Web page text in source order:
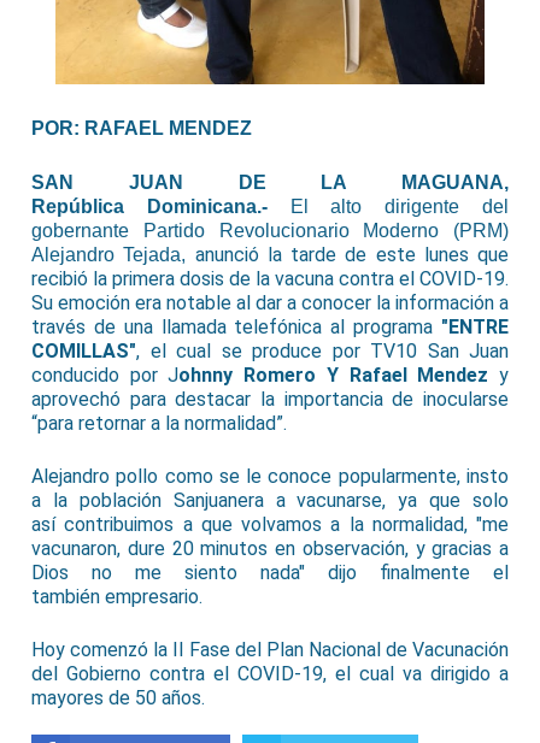
POR: RAFAEL MENDEZ
SAN JUAN DE LA MAGUANA,
República Dominicana.-El alto dirigente del
gobernante Partido Revolucionario Moderno (PRM)
Alejandro Tejada, anunció la tarde de este lunes que
recibió la primera dosis de la vacuna contra el COVID-19.
Su emoción era notable al dar a conocer la información a
través de una llamada telefónica al programa "ENTRE
COMILLAS", el cual se produce por TV10 San Juan
conducido por Johnny Romero Y Rafael Mendez y
aprovechó para destacar la importancia de inocularse
“para retornar a la normalidad”.
Alejandro pollo como se le conoce popularmente, insto
a la población Sanjuanera a vacunarse, ya que solo
así contribuimos a que volvamos a la normalidad, "me
vacunaron, dure 20 minutos en observación, y gracias a
Dios no me siento nada" dijo finalmente el
también empresario.
Hoy comenzó la II Fase del Plan Nacional de Vacunación
del Gobierno contra el COVID-19, el cual va dirigido a
mayores de 50 años.